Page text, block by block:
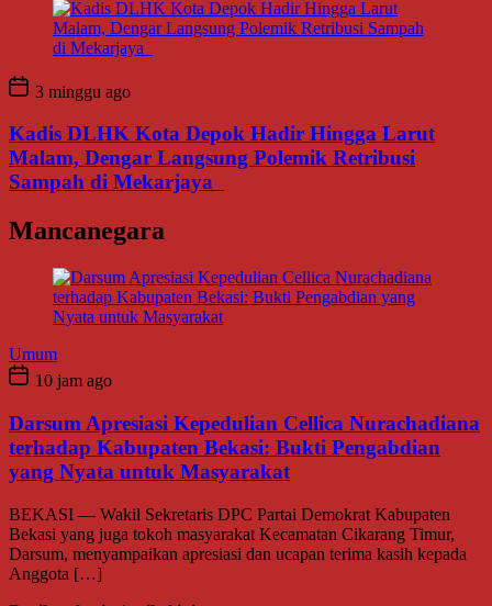
3 minggu ago
Kadis DLHK Kota Depok Hadir Hingga Larut
Malam, Dengar Langsung Polemik Retribusi
Sampah di Mekarjaya
Mancanegara
Umum
10 jam ago
Darsum Apresiasi Kepedulian Cellica Nurachadiana
terhadap Kabupaten Bekasi: Bukti Pengabdian
yang Nyata untuk Masyarakat
BEKASI — Wakil Sekretaris DPC Partai Demokrat Kabupaten
Bekasi yang juga tokoh masyarakat Kecamatan Cikarang Timur,
Darsum, menyampaikan apresiasi dan ucapan terima kasih kepada
Anggota […]